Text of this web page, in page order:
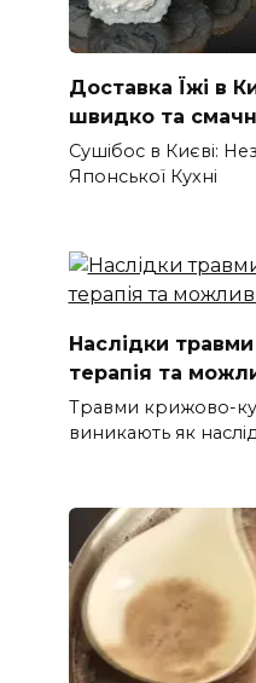
Доставка Їжі в
швидко та
Сушібос в Києві:
Японської Кухні
Наслідки
терапія та
Травми крижово-
виникають як